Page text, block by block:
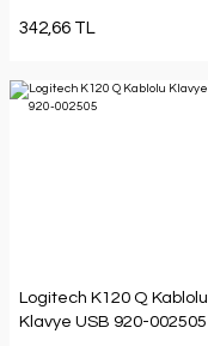
342,66 TL
Logitech K120 Q Kablolu
Klavye USB 920-002505